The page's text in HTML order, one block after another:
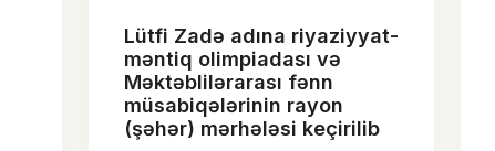
Lütfi Zadə adına riyaziyyat-
məntiq olimpiadası və
Məktəblilərarası fənn
müsabiqələrinin rayon
(şəhər) mərhələsi keçirilib